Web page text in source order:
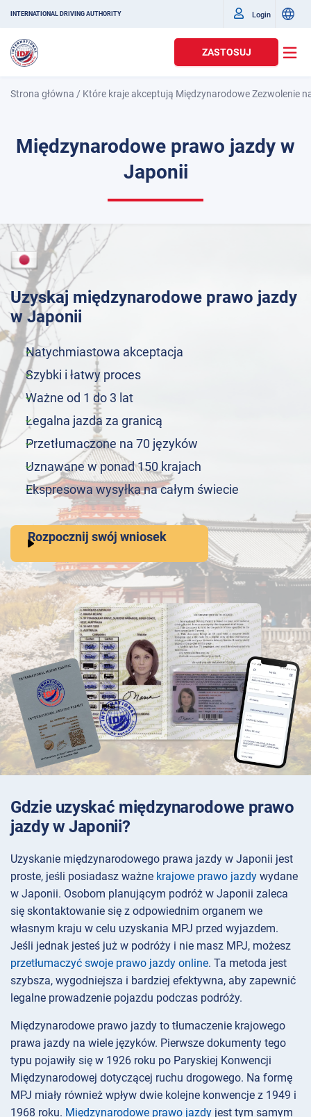
INTERNATIONAL DRIVING AUTHORITY Login
ZASTOSUJ
Strona główna / Które kraje akceptują Międzynarodowe Zezwolenie
Międzynarodowe prawo jazdy w
Japonii
Uzyskaj międzynarodowe prawo jazdy
w Japonii
Natychmiastowa akceptacja
Szybki i łatwy proces
Ważne od 1 do 3 lat
Legalna jazda za granicą
Przetłumaczone na 70 języków
Uznawane w ponad 150 krajach
Ekspresowa wysyłka na całym świecie
Rozpocznij swój wniosek
Gdzie uzyskać międzynarodowe prawo
jazdy w Japonii?
Uzyskanie międzynarodowego prawa jazdy w Japonii jest
proste, jeśli posiadasz ważne krajowe prawo jazdy wydane
w Japonii. Osobom planującym podróż w Japonii zaleca
się skontaktowanie się z odpowiednim organem we
własnym kraju w celu uzyskania MPJ przed wyjazdem.
Jeśli jednak jesteś już w podróży i nie masz MPJ, możesz
przetłumaczyć swoje prawo jazdy online. Ta metoda jest
szybsza, wygodniejsza i bardziej efektywna, aby zapewnić
legalne prowadzenie pojazdu podczas podróży.
Międzynarodowe prawo jazdy to tłumaczenie krajowego
prawa jazdy na wiele języków. Pierwsze dokumenty tego
typu pojawiły się w 1926 roku po Paryskiej Konwencji
Międzynarodowej dotyczącej ruchu drogowego. Na formę
MPJ miały również wpływ dwie kolejne konwencje z 1949 i
1968 roku. Międzynarodowe prawo jazdy jest tym samym